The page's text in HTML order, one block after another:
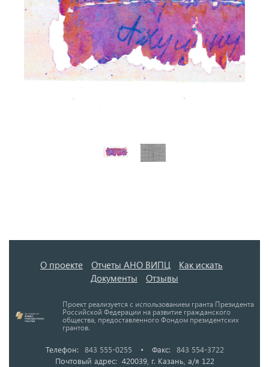
О проекте Отчеты АНО ВИПЦ
Как искать
Документы
Отзывы
Проект реализуется с использованием гранта Президента
Российской Федерации на развитие гражданского
общества, предоставленного Фондом президентских
грантов.
Телефон: 843 555-0255 • Факс:
843 554-3722
Почтовый адрес: 420039, г. Казань, а/я 122